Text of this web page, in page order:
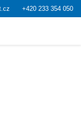
+420 233 354 050